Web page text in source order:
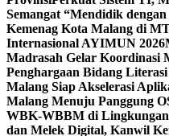
Semangat “Mendidik
Kemenag Kota Malang di
Internasional AYIMUN 2026
Madrasah Gelar Koordinasi
Penghargaan Bidang
Malang Siap Akselerasi
Malang Menuju Panggung
WBK-WBBM di
dan Melek Digital, Kanwil